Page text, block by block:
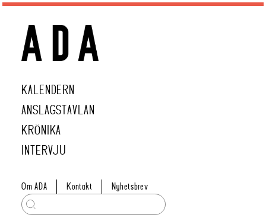
KALENDERN
ANSLAGSTAVLAN
KRÖNIKA
INTERVJU
Om ADA Kontakt Nyhetsbrev